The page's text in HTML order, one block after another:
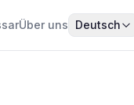
Über uns Deutsch